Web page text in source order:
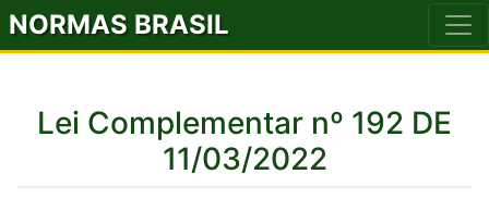
NORMAS BRASIL
Lei Complementar nº 192 DE
11/03/2022